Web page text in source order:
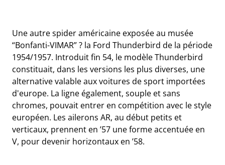
Une autre spider américaine exposée au musée
“Bonfanti-VIMAR” ? la Ford Thunderbird de la période
1954/1957. Introduit fin 54, le modèle Thunderbird
constituait, dans les versions les plus diverses, une
alternative valable aux voitures de sport importées
d'europe. La ligne également, souple et sans
chromes, pouvait entrer en compétition avec le style
européen. Les ailerons AR, au début petits et
verticaux, prennent en ’57 une forme accentuée en
V, pour devenir horizontaux en ’58.